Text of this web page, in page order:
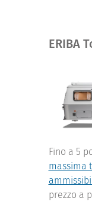
ERIBA
Fino a 5
massima
prezzo a